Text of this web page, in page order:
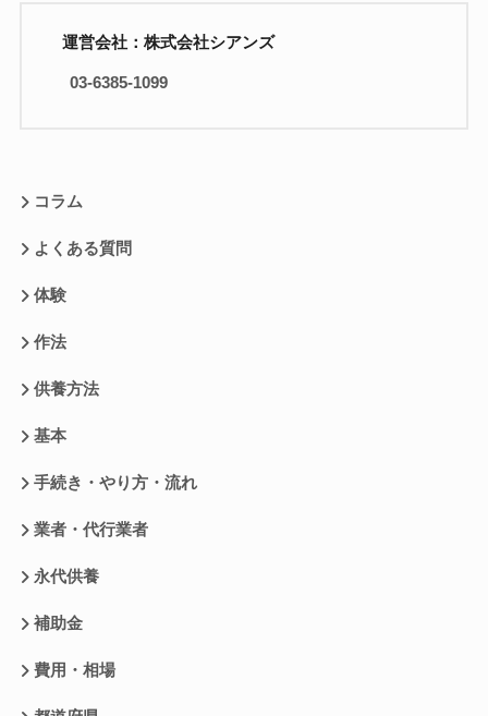
運営会社：株式会社シアンズ
03-6385-1099
コラム
よくある質問
体験
作法
供養方法
基本
手続き・やり方・流れ
業者・代行業者
永代供養
補助金
費用・相場